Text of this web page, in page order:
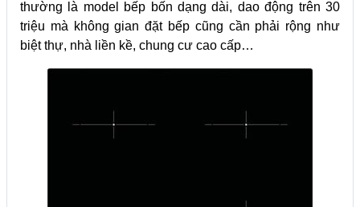
thường là model bếp bốn dạng dài, dao động trên 30
triệu mà không gian đặt bếp cũng cần phải rộng như
biệt thự, nhà liền kề, chung cư cao cấp…